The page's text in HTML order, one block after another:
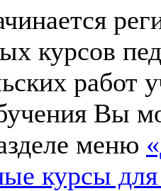
курсов
работ
Вы
меню
курсы для